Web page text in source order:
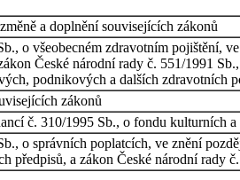
a doplnění souvisejících zákonů
o všeobecném zdravotním pojištění,
České národní rady č. 551/1991
podnikových a dalších zdravotních
zákonů
č. 310/1995 Sb., o fondu kulturních a
o správních poplatcích, ve znění
a zákon České národní rady